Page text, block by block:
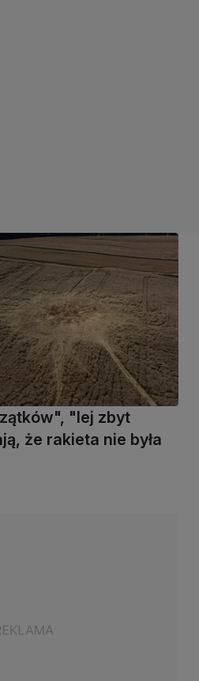
"lej zbyt
że rakieta nie była